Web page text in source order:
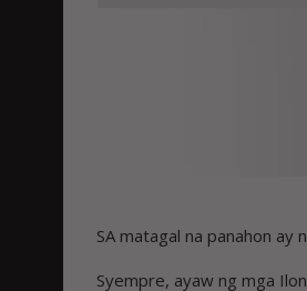
SA matagal na panahon
Syempre, ayaw ng mga